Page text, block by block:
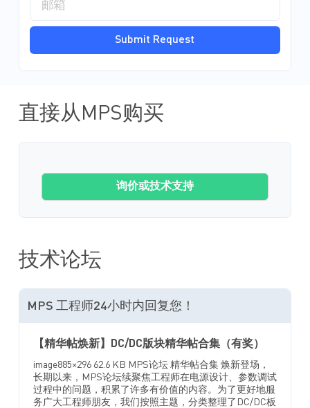
Submit Request
直接从MPS购买
询价或技术支持
技术论坛
MPS 工程师24小时内回复您！
【精华帖焕新】DC/DC版块精华帖合集（有奖）
image885×296 62.6 KB MPS论坛 精华帖合集 焕新登场，
长期以来，MPS论坛续聚焦工程师在电源设计、参数调试
过程中的问题，积累了许多有价值的内容。为了更好地服
务广大工程师朋友，我们按照主题，分类整理了DC/DC板